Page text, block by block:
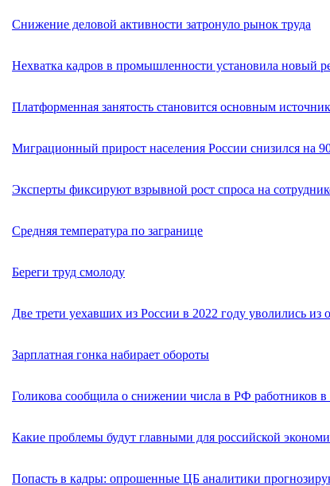
Снижение деловой активности затронуло рынок труда
Нехватка кадров в промышленности установила новый
Платформенная занятость становится основным
Миграционный прирост населения России снизился на
Эксперты фиксируют взрывной рост спроса на
Средняя температура по загранице
Береги труд смолоду
Две трети уехавших из России в 2022 году уволились из
Зарплатная гонка набирает обороты
Голикова сообщила о снижении числа в РФ работников в
Какие проблемы будут главными для российской
Попасть в кадры: опрошенные ЦБ аналитики